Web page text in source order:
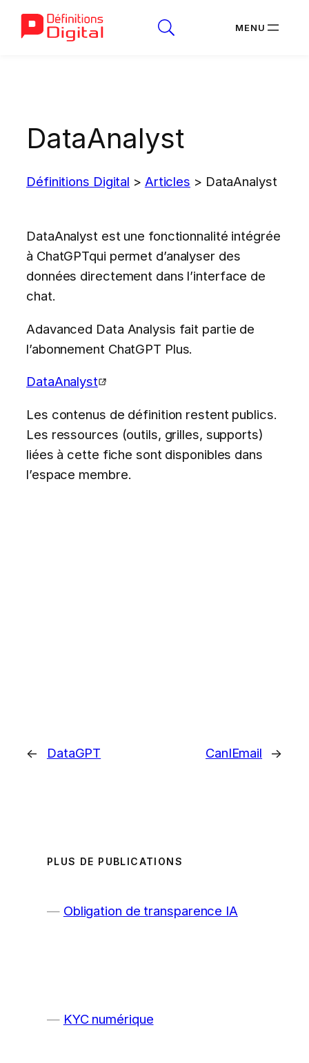
DataAnalyst
Définitions Digital > Articles > DataAnalyst
DataAnalyst est une fonctionnalité intégrée
à ChatGPTqui permet d’analyser des
données directement dans l’interface de
chat.
Adavanced Data Analysis fait partie de
l’abonnement ChatGPT Plus.
DataAnalyst
Les contenus de définition restent publics.
Les ressources (outils, grilles, supports)
liées à cette fiche sont disponibles dans
l’espace membre.
← DataGPT CanIEmail →
PLUS DE PUBLICATIONS
Obligation de transparence IA
KYC numérique